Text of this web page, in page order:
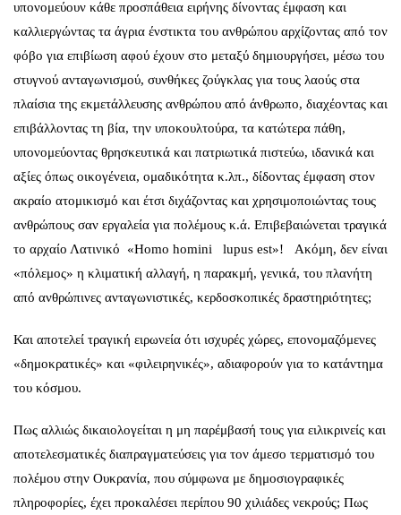
υπονομεύουν κάθε προσπάθεια ειρήνης δίνοντας έμφαση και
καλλιεργώντας τα άγρια ένστικτα του ανθρώπου αρχίζοντας από τον
φόβο για επιβίωση αφού έχουν στο μεταξύ δημιουργήσει, μέσω του
στυγνού ανταγωνισμού, συνθήκες ζούγκλας για τους λαούς στα
πλαίσια της εκμετάλλευσης ανθρώπου από άνθρωπο, διαχέοντας και
επιβάλλοντας τη βία, την υποκουλτούρα, τα κατώτερα πάθη,
υπονομεύοντας θρησκευτικά και πατριωτικά πιστεύω, ιδανικά και
αξίες όπως οικογένεια, ομαδικότητα κ.λπ., δίδοντας έμφαση στον
ακραίο ατομικισμό και έτσι διχάζοντας και χρησιμοποιώντας τους
ανθρώπους σαν εργαλεία για πολέμους κ.ά. Επιβεβαιώνεται τραγικά
το αρχαίο Λατινικό «Homo homini lupus est»! Ακόμη, δεν είναι
«πόλεμος» η κλιματική αλλαγή, η παρακμή, γενικά, του πλανήτη
από ανθρώπινες ανταγωνιστικές, κερδοσκοπικές δραστηριότητες;
Και αποτελεί τραγική ειρωνεία ότι ισχυρές χώρες, επονομαζόμενες
«δημοκρατικές» και «φιλειρηνικές», αδιαφορούν για το κατάντημα
του κόσμου.
Πως αλλιώς δικαιολογείται η μη παρέμβασή τους για ειλικρινείς και
αποτελεσματικές διαπραγματεύσεις για τον άμεσο τερματισμό του
πολέμου στην Ουκρανία, που σύμφωνα με δημοσιογραφικές
πληροφορίες, έχει προκαλέσει περίπου 90 χιλιάδες νεκρούς; Πως